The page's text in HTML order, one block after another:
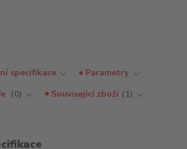
specifikace
Parametry
0 Související zboží 1